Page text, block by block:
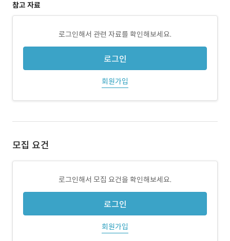
참고 자료
로그인해서 관련 자료를 확인해보세요.
로그인
회원가입
모집 요건
로그인해서 모집 요건을 확인해보세요.
로그인
회원가입